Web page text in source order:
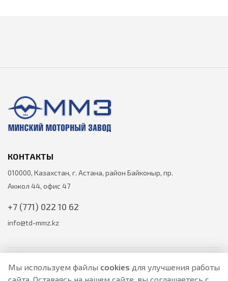
Мы используем файлы cookies для улучшения работы
КОНТАКТЫ
010000, Казахстан, г. Астана, район Байконыр, пр.
Акжол 44, офис 47
+7 (771) 022 10 62
info@td-mmz.kz